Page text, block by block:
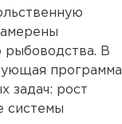
рыбоводства. В
программа
задач: рост
системы